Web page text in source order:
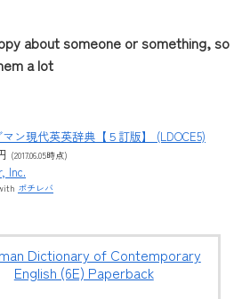
about someone or something, so
a lot
マン現代英英辞典【５訂版】 (LDOCE5)
(2017.06.05時点)
Inc.
ポチレバ
Dictionary of Contemporary
English (6E) Paperback